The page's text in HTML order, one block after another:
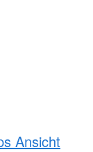
Ansicht